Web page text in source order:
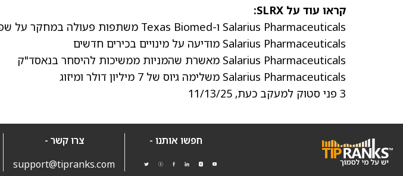
קראו עוד על SLRX:
Salarius Pharmaceuticals ו-Texas Biomed משתפות פעולה במחקר על שפעת עופות
Salarius Pharmaceuticals מודיעה על מינויים בכירים חדשים
Salarius Pharmaceuticals מאשרת שהמניות ממשיכות להיסחר בנאסד"ק
Salarius Pharmaceuticals משלימה גיוס של 7 מיליון דולר ומיזוג
3 פני סטוק למעקב כעת, 11/13/25
חפשו אותנו -
צרו קשר -
support@tipranks.com